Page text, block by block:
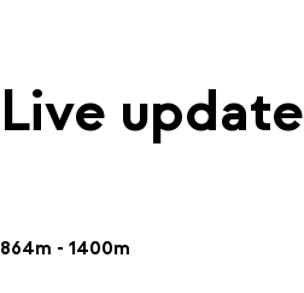
Live
864m - 1400m